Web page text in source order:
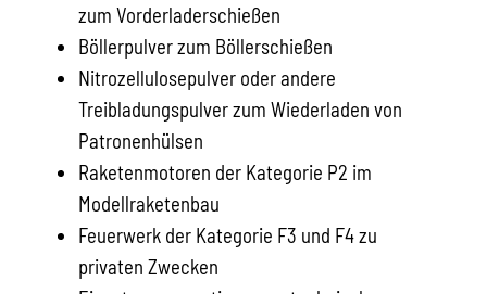
zum Vorderladerschießen
Böllerpulver zum Böllerschießen
Nitrozellulosepulver oder andere
Treibladungspulver zum Wiederladen von
Patronenhülsen
Raketenmotoren der Kategorie P2 im
Modellraketenbau
Feuerwerk der Kategorie F3 und F4 zu
privaten Zwecken